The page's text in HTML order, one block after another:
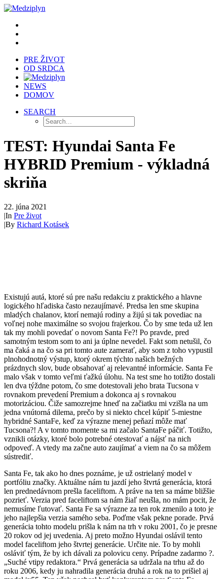
PRE ŽIVOT
OD SRDCA
NEWS
DOMOV
SEARCH
TEST: Hyundai Santa Fe
HYBRID Premium - výkladná
skriňa
22. júna 2021
|In Pre život
|By Richard Kotásek
Existujú autá, ktoré sú pre našu redakciu z praktického a hlavne
logického hľadiska často nezaujímavé. Predsa len sme skupina
mladých chalanov, ktorí nemajú rodiny a žijú si tak povediac na
voľnej nohe maximálne so svojou frajerkou. Čo by sme teda už len
tak my mohli povedať o novom Santa Fe?! Po pravde, pred
samotným testom som to ani ja úplne nevedel. Fakt som netušil, čo
ma čaká a na čo sa pri tomto aute zamerať, aby som z toho vypustil
plnohodnotný výstup, ktorý okrem týchto našich bežných
prázdnych slov, bude obsahovať aj relevantné informácie. Santa Fe
malo však v tomto veľmi ťažkú úlohu. Na test sme ho totižto dostali
len dva týždne potom, čo sme dotestovali jeho brata Tucsona v
rovnakom prevedení Premium a dokonca aj s rovnakou
motorizáciou. Čiže samozrejme hneď na začiatku mi vzišla na um
jedna vnútorná dilema, prečo by si niekto chcel kúpiť 5-miestne
hybridné SantaFe, keď za výrazne menej peňazí môže mať
Tucsona?! A v tomto momente sa mi začalo SantaFe páčiť. Totižto,
vznikli otázky, ktoré bolo potrebné otestovať a nájsť na nich
odpoveď. A vtedy ma začne auto zaujímať a viem na čo sa môžem
sústrediť.
Santa Fe, tak ako ho dnes poznáme, je už ostrielaný model v
portfóliu značky. Aktuálne nám tu jazdí jeho štvrtá generácia, ktorá
len prednedávnom prešla faceliftom. A práve na ten sa máme bližšie
pozrieť. Verzia pred faceliftom sa nám žiaľ neušla, no mám pocit, že
nemusíme ľutovať. Santa Fe sa výrazne za ten rok zmenilo a toto je
jeho najlepšia verzia samého seba. Poďme však pekne porade. Prvá
generácia tohto modelu prišla k nám na trh v roku 2001, čo je presne
20 rokov od jej uvedenia. Aj preto možno Hyundai oslávil tento
model faceliftom jeho štvrtej generácie. Určite nie. To by mohli
osláviť tým, že by ich dávali za polovicu ceny. Prípadne zadarmo ?.
„Suché vtipy redaktora.“ Prvá generácia sa udržala na trhu až do
roku 2006, kedy ju nahradila generácia druhá a rok na to prišiel aj